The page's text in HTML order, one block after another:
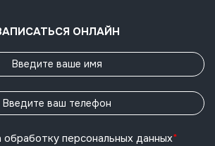
ОНЛАЙН
обработку персональных данных*